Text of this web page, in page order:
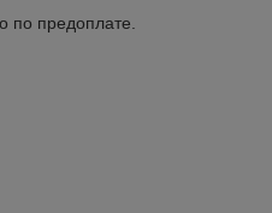
по предоплате.